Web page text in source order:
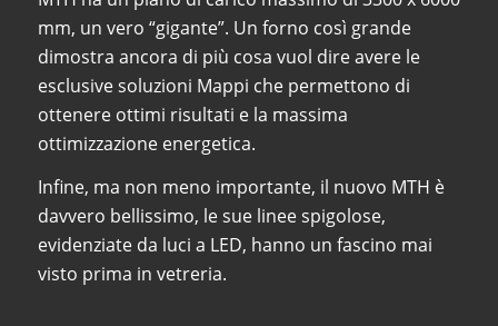
mm, un vero “gigante”. Un forno così grande
dimostra ancora di più cosa vuol dire avere le
esclusive soluzioni Mappi che permettono di
ottenere ottimi risultati e la massima
ottimizzazione energetica.
Infine, ma non meno importante, il nuovo MTH è
davvero bellissimo, le sue linee spigolose,
evidenziate da luci a LED, hanno un fascino mai
visto prima in vetreria.